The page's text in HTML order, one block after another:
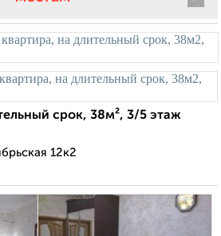
срок, 38м², 3/5 этаж
12к2